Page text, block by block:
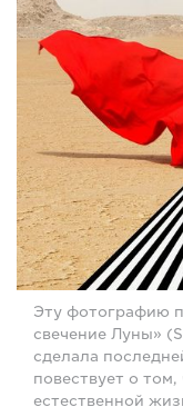
Эту фотографию
свечение Луны»
сделала
повествует о
естественной